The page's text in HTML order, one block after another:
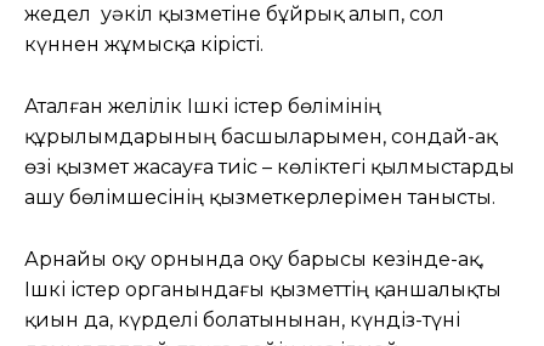
жедел уәкіл қызметіне бұйрық алып, сол
күннен жұмысқа кірісті.
Аталған желілік Ішкі істер бөлімінің
құрылымдарының басшыларымен, сондай-ақ
өзі қызмет жасауға тиіс – көліктегі қылмыстарды
ашу бөлімшесінің қызметкерлерімен танысты.
Арнайы оқу орнында оқу барысы кезінде-ақ,
Ішкі істер органындағы қызметтің қаншалықты
қиын да, күрделі болатынынан, күндіз-түні